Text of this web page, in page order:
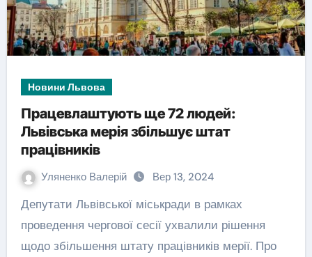
Новини Львова
Працевлаштують ще 72 людей:
Львівська мерія збільшує штат
працівників
Уляненко Валерій Вер 13, 2024
Депутати Львівської міськради в рамках
проведення чергової сесії ухвалили рішення
щодо збільшення штату працівників мерії. Про